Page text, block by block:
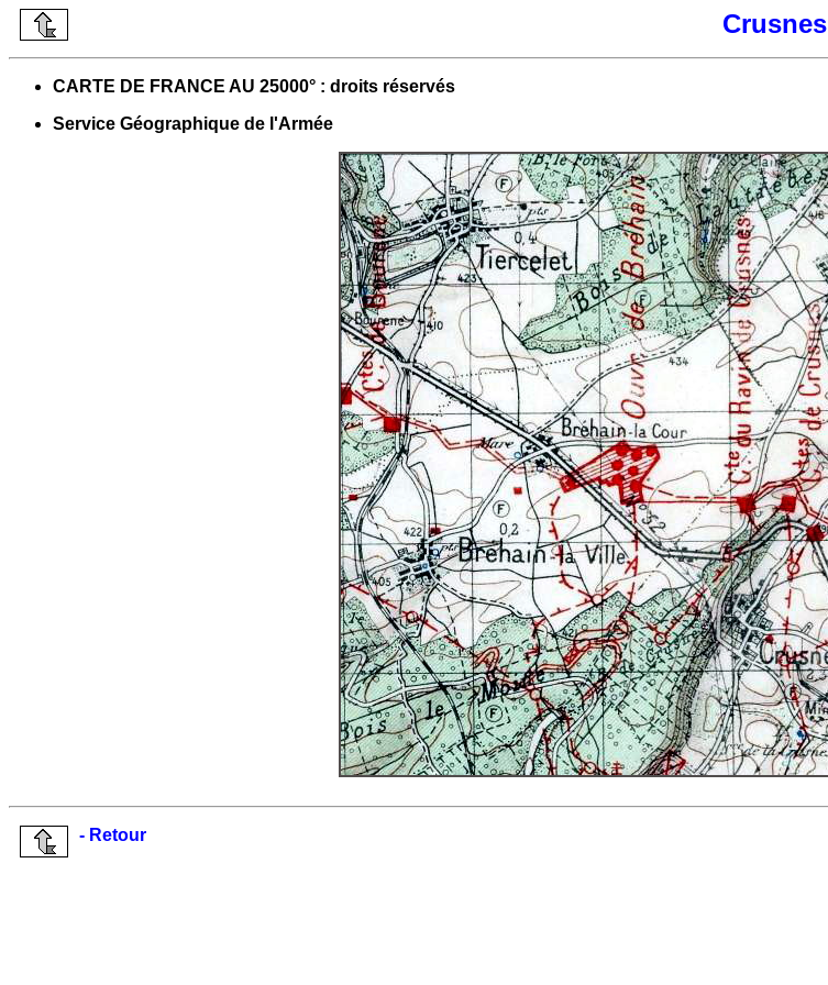
Crusnes
CARTE DE FRANCE AU 25000° : droits réservés
Service Géographique de l'Armée
- Retour